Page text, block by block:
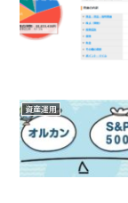
資産運用